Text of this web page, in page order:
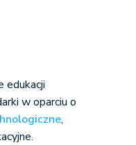
edukacji
w oparciu o
,